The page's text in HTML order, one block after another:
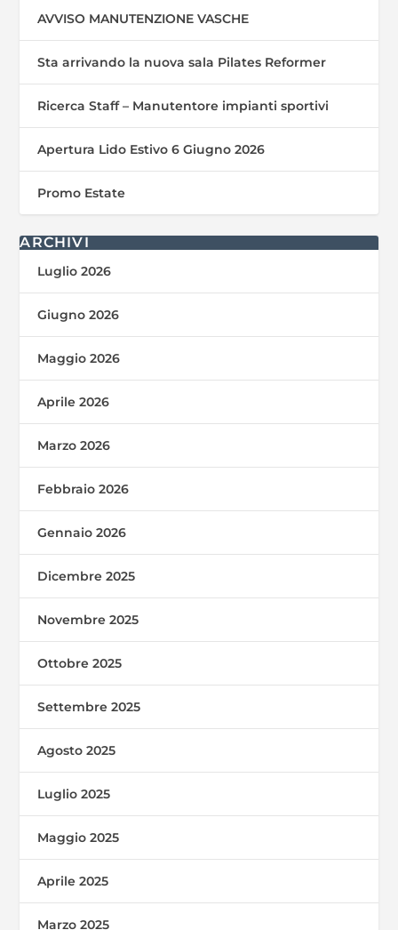
AVVISO MANUTENZIONE VASCHE
Sta arrivando la nuova sala Pilates Reformer
Ricerca Staff – Manutentore impianti sportivi
Apertura Lido Estivo 6 Giugno 2026
Promo Estate
ARCHIVI
Luglio 2026
Giugno 2026
Maggio 2026
Aprile 2026
Marzo 2026
Febbraio 2026
Gennaio 2026
Dicembre 2025
Novembre 2025
Ottobre 2025
Settembre 2025
Agosto 2025
Luglio 2025
Maggio 2025
Aprile 2025
Marzo 2025